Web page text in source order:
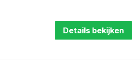
Details bekijken